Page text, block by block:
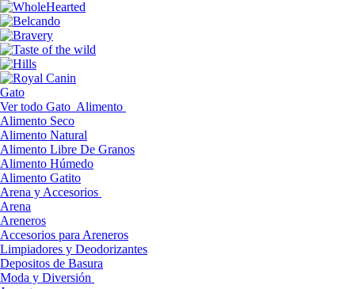
Gato
Ver todo Gato Alimento
Alimento Seco
Alimento Natural
Alimento Libre De Granos
Alimento Húmedo
Alimento Gatito
Arena y Accesorios
Arena
Areneros
Accesorios para Areneros
Limpiadores y Deodorizantes
Depositos de Basura
Moda y Diversión